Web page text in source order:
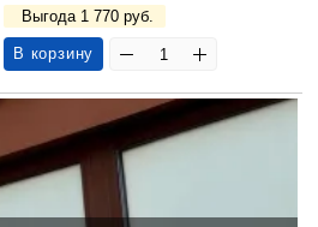
Выгода 1 770 руб.
В корзину